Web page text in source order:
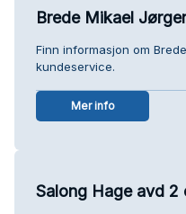
Brede Mikael
Finn informasjon om
kundeservice.
Mer info
Salong Hage avd 2